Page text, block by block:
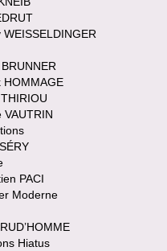
WEISSELDINGER
HOMMAGE
VAUTRIN
PACI
Moderne
Hiatus